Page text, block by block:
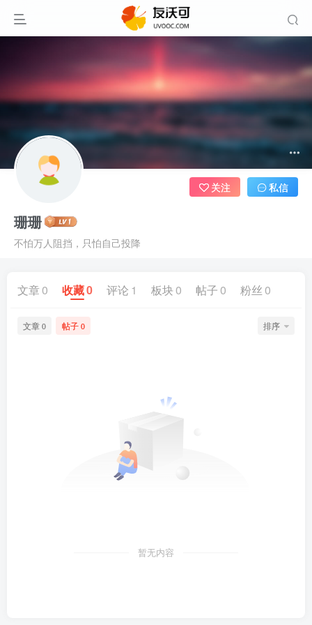
珊珊
不怕万人阻挡，只怕自己投降
关注 私信
文章0 收藏0 评论 1 板块 0 帖子 0 粉丝 0
文章 0 帖子 0 排序
暂无内容